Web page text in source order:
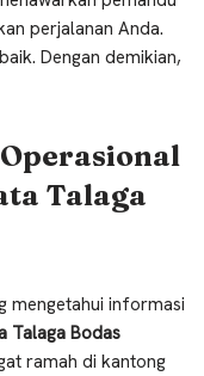
perjalanan Anda.
Dengan demikian,
Talaga
mengetahui informasi
Talaga Bodas
ramah di kantong